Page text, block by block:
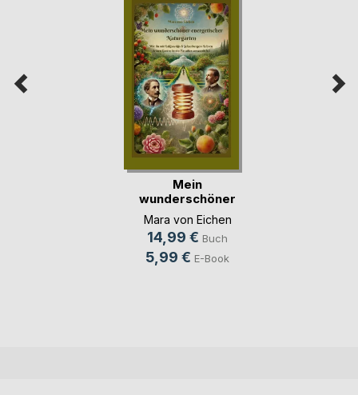
Mein
wunderschöner
energetischer N(...)
Mara von Eichen
14,99 € Buch
5,99 € E-Book